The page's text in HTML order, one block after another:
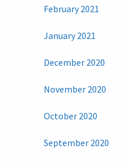
February 2021
January 2021
December 2020
November 2020
October 2020
September 2020